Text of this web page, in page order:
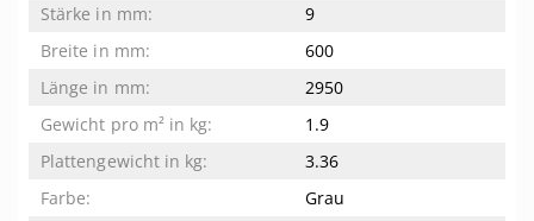
9
600
2950
1.9
3.36
Grau